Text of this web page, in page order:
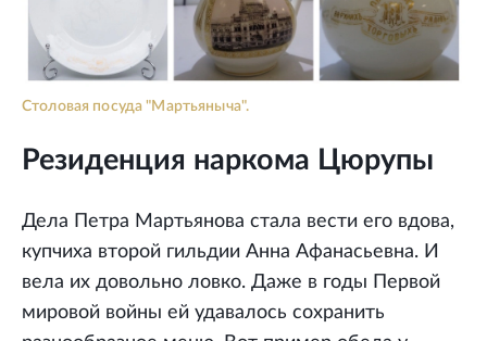
Столовая посуда "Мартьяныча".
Резиденция наркома Цюрупы
Дела Петра Мартьянова стала вести его вдова,
купчиха второй гильдии Анна Афанасьевна. И
вела их довольно ловко. Даже в годы Первой
мировой войны ей удавалось сохранить